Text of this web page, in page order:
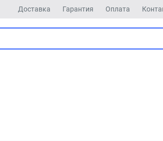
Доставка Гарантия Оплата